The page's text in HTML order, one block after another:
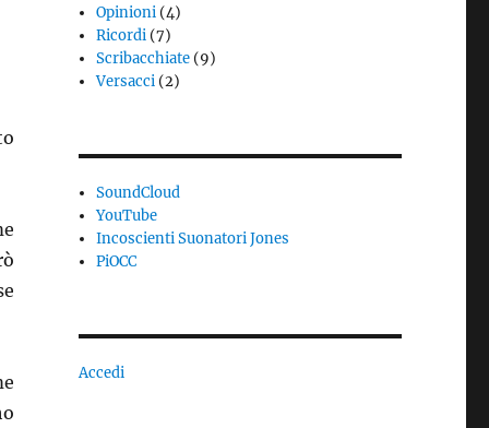
Opinioni (4)
Ricordi (7)
Scribacchiate (9)
Versacci (2)
SoundCloud
YouTube
Incoscienti Suonatori Jones
PiOCC
Accedi